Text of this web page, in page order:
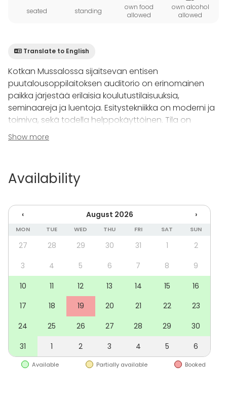
seated standing
own food
allowed
own alcohol
allowed
Translate to English
Kotkan Mussalossa sijaitsevan entisen
puutalousoppilaitoksen auditorio on erinomainen
paikka järjestää erilaisia koulutustilaisuuksia,
seminaareja ja luentoja. Esitystekniikka on moderni ja
toimiva, sekä todella helppokäyttöinen. Tila on
esteetön, varusteltu induktiosilmukalla, ja auditorion
yhteydessä on inva-wc. Akustiikka tilassa on erittäin
runsaasti raitista ilmaa pitkänkin tilaisuuden tarpeisiin.
Langaton esitystekniikka mahdollistaa puhujan
sijoittumisen mihin tahansa auditoriossa (huom.
lähetinjärjestelmä toimii hdmi-liittimellä). Esityksen
katsojat voivat peilata esityksen omalle
valkokankaalle.
Valkokangas nousee ja laskee helppokäyttöisen
painikkeen avulla. Kankaan alta paljastuu koko
seinän mittainen valkotaulu, johon on lupa kirjoittaa
vain tarkoitukseen sopivilla tusseilla.
Lisäksi erikseen varattavissa pöydin, tuolein ja
videoprojektorein varustellut valoisat toisen kerroksen
Show more
Availability
‹ August 2026 ›
MON TUE WED THU FRI SAT SUN
27 28 29 30 31 1
2
3
4 5 6 7 8
9
10
11 12 13 14 15
16
17
18 19 20 21 22
23
24
25 26 27 28 29
30
31
1 2 3 4 5 6
Available Partially available Booked